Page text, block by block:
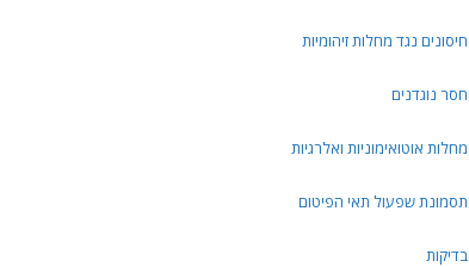
חיסונים נגד מחלות זיהומיות
חסר נוגדנים
מחלות אוטואימוניות ואלרגיות
תסמונת שפעול תאי הפיטום
בדיקות